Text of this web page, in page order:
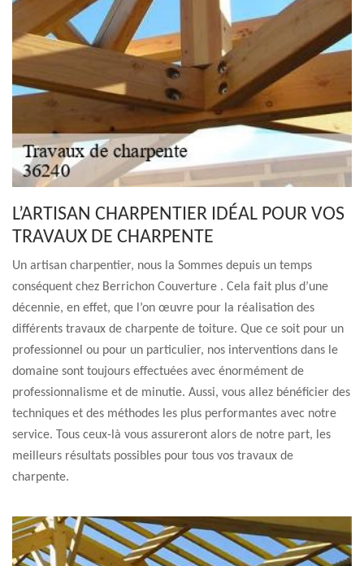
L’ARTISAN CHARPENTIER IDÉAL POUR VOS
TRAVAUX DE CHARPENTE
Un artisan charpentier, nous la Sommes depuis un temps
conséquent chez Berrichon Couverture . Cela fait plus d’une
décennie, en effet, que l’on œuvre pour la réalisation des
différents travaux de charpente de toiture. Que ce soit pour un
professionnel ou pour un particulier, nos interventions dans le
domaine sont toujours effectuées avec énormément de
professionnalisme et de minutie. Aussi, vous allez bénéficier des
techniques et des méthodes les plus performantes avec notre
service. Tous ceux-là vous assureront alors de notre part, les
meilleurs résultats possibles pour tous vos travaux de
charpente.